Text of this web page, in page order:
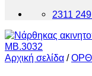
2311
Αρχική σελίδα /